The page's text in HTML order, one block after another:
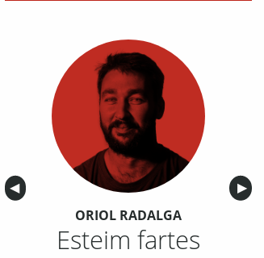
Anterior
◀︎ ▶︎
ORIOL RADALGA
Esteim fartes